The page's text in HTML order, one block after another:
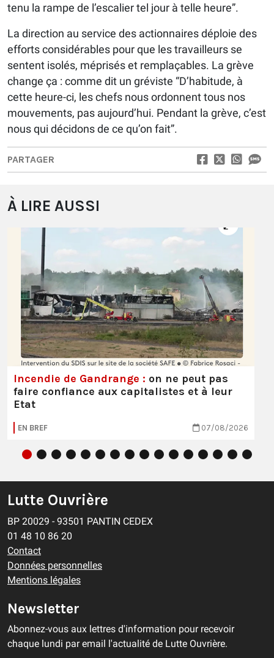
tenu la rampe de l’escalier tel jour à telle heure”.
La direction au service des actionnaires déploie des
efforts considérables pour que les travailleurs se
sentent isolés, méprisés et remplaçables. La grève
change ça : comme dit un gréviste “D’habitude, à
cette heure-ci, les chefs nous ordonnent tous nos
mouvements, pas aujourd’hui. Pendant la grève, c’est
nous qui décidons de ce qu’on fait”.
PARTAGER
À LIRE AUSSI
Incendie de Gandrange : on ne peut pas
faire confiance aux capitalistes et à leur
Etat
EN BREF 07/08/2026
Lutte Ouvrière
BP 20029 - 93501 PANTIN CEDEX
01 48 10 86 20
Contact
Données personnelles
Mentions légales
Newsletter
Abonnez-vous aux lettres d'information pour recevoir
chaque lundi par email l'actualité de Lutte Ouvrière.